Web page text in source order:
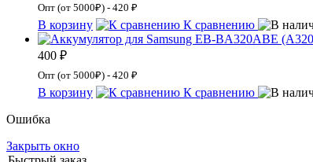
Опт (от 5000₽) - 420 ₽
В корзину К сравнению
400 ₽
Опт (от 5000₽) - 420 ₽
В корзину К сравнению
Ошибка
Закрыть окно